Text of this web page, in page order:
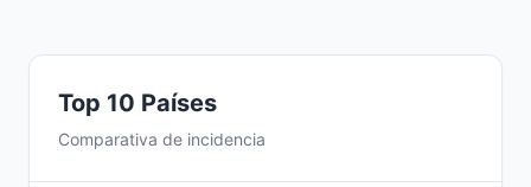
Top 10 Países
Comparativa de incidencia